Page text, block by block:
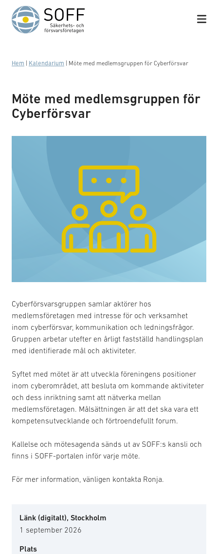
Hoppa till innehåll
Hem Kalendarium Möte med medlemsgruppen för Cyberförsvar
Möte med medlemsgruppen för
Cyberförsvar
Cyberförsvarsgruppen samlar aktörer hos
medlemsföretagen med intresse för och verksamhet
inom cyberförsvar, kommunikation och ledningsfrågor.
Gruppen arbetar utefter en årligt fastställd handlingsplan
med identifierade mål och aktiviteter.
Syftet med mötet är att utveckla föreningens positioner
inom cyberområdet, att besluta om kommande aktiviteter
och dess inriktning samt att nätverka mellan
medlemsföretagen. Målsättningen är att det ska vara ett
kompetensutvecklande och förtroendefullt forum.
Kallelse och mötesagenda sänds ut av SOFF:s kansli och
finns i SOFF-portalen inför varje möte.
För mer information, vänligen kontakta Ronja.
Länk (digitalt), Stockholm
1 september 2026
Plats